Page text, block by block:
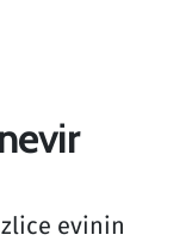
evinin